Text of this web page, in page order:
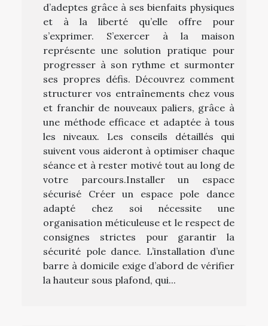
d’adeptes grâce à ses bienfaits physiques
et à la liberté qu’elle offre pour
s’exprimer. S’exercer à la maison
représente une solution pratique pour
progresser à son rythme et surmonter
ses propres défis. Découvrez comment
structurer vos entraînements chez vous
et franchir de nouveaux paliers, grâce à
une méthode efficace et adaptée à tous
les niveaux. Les conseils détaillés qui
suivent vous aideront à optimiser chaque
séance et à rester motivé tout au long de
votre parcours.Installer un espace
sécurisé Créer un espace pole dance
adapté chez soi nécessite une
organisation méticuleuse et le respect de
consignes strictes pour garantir la
sécurité pole dance. L’installation d’une
barre à domicile exige d’abord de vérifier
la hauteur sous plafond, qui...